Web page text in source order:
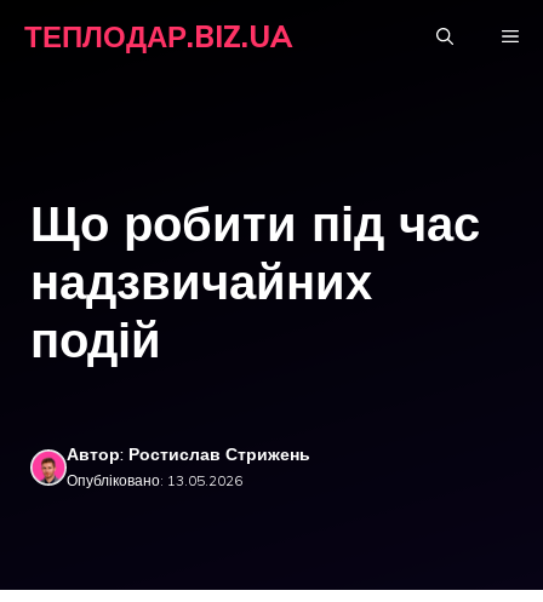
ТЕПЛОДАР.BIZ.UA
Що робити під час
надзвичайних
подій
Автор: Ростислав Стрижень
Опубліковано: 13.05.2026